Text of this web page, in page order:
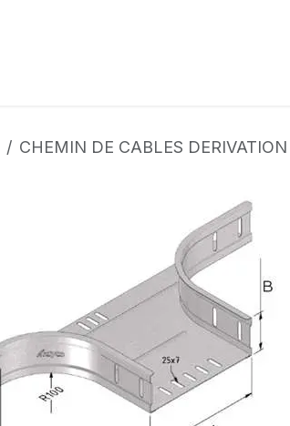
CHEMIN DE CABLES